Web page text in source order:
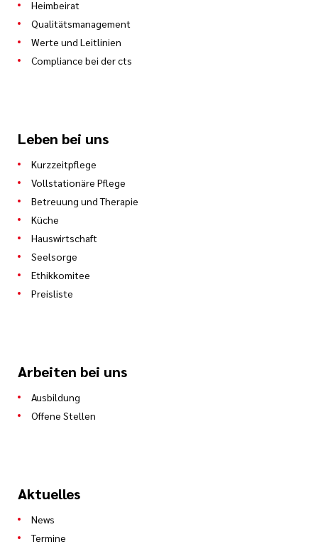
Heimbeirat
Qualitätsmanagement
Werte und Leitlinien
Compliance bei der cts
Leben bei uns
Kurzzeitpflege
Vollstationäre Pflege
Betreuung und Therapie
Küche
Hauswirtschaft
Seelsorge
Ethikkomitee
Preisliste
Arbeiten bei uns
Ausbildung
Offene Stellen
Aktuelles
News
Termine